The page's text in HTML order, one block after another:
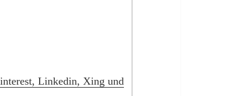
Linkedin, Xing und